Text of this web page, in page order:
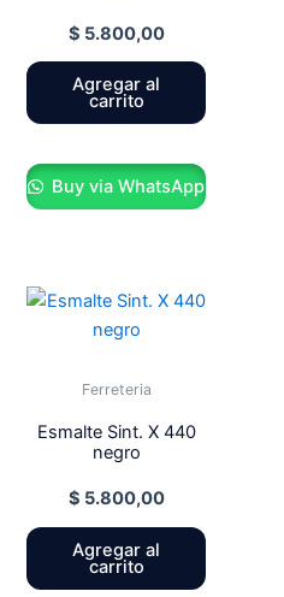
$ 5.800,00
Agregar al
carrito
Buy via WhatsApp
Ferreteria
Esmalte Sint. X 440
negro
$ 5.800,00
Agregar al
carrito